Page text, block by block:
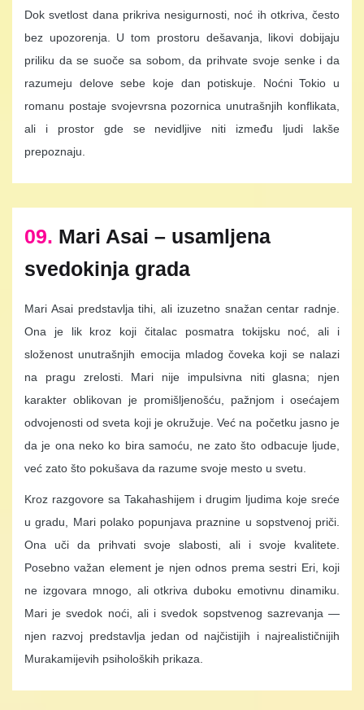
Dok svetlost dana prikriva nesigurnosti, noć ih otkriva, često
bez upozorenja. U tom prostoru dešavanja, likovi dobijaju
priliku da se suoče sa sobom, da prihvate svoje senke i da
razumeju delove sebe koje dan potiskuje. Noćni Tokio u
romanu postaje svojevrsna pozornica unutrašnjih konflikata,
ali i prostor gde se nevidljive niti između ljudi lakše
prepoznaju.
09. Mari Asai – usamljena
svedokinja grada
Mari Asai predstavlja tihi, ali izuzetno snažan centar radnje.
Ona je lik kroz koji čitalac posmatra tokijsku noć, ali i
složenost unutrašnjih emocija mladog čoveka koji se nalazi
na pragu zrelosti. Mari nije impulsivna niti glasna; njen
karakter oblikovan je promišljenošću, pažnjom i osećajem
odvojenosti od sveta koji je okružuje. Već na početku jasno je
da je ona neko ko bira samoću, ne zato što odbacuje ljude,
već zato što pokušava da razume svoje mesto u svetu.
Kroz razgovore sa Takahashijem i drugim ljudima koje sreće
u gradu, Mari polako popunjava praznine u sopstvenoj priči.
Ona uči da prihvati svoje slabosti, ali i svoje kvalitete.
Posebno važan element je njen odnos prema sestri Eri, koji
ne izgovara mnogo, ali otkriva duboku emotivnu dinamiku.
Mari je svedok noći, ali i svedok sopstvenog sazrevanja —
njen razvoj predstavlja jedan od najčistijih i najrealističnijih
Murakamijevih psiholoških prikaza.